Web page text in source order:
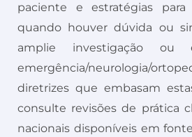
paciente e estratégias para
quando houver dúvida ou
amplie investigação ou
emergência/neurologia/
diretrizes que embasam
consulte revisões de prática
nacionais disponíveis em